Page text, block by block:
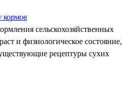
кормов
сельскохозяйственных
и физиологическое состояние,
рецептуры сухих